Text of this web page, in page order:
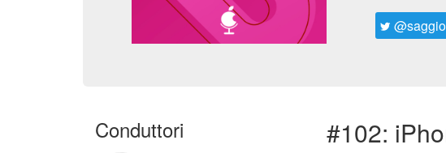
Conduttori #102: